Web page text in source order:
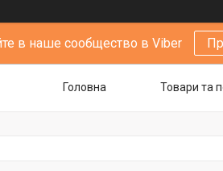
в наше сообщество в Viber
Головна Товари та